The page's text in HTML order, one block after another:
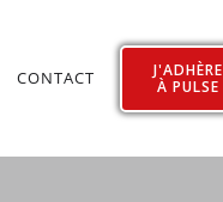
CONTACT
J'ADHÈRE
À PULSE